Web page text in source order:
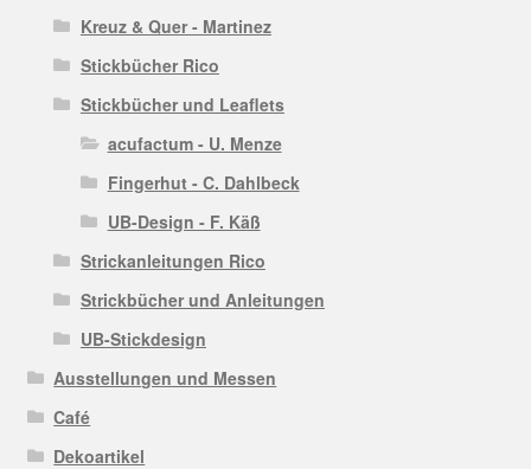
Kreuz & Quer - Martinez
Stickbücher Rico
Stickbücher und Leaflets
acufactum - U. Menze
Fingerhut - C. Dahlbeck
UB-Design - F. Käß
Strickanleitungen Rico
Strickbücher und Anleitungen
UB-Stickdesign
Ausstellungen und Messen
Café
Dekoartikel